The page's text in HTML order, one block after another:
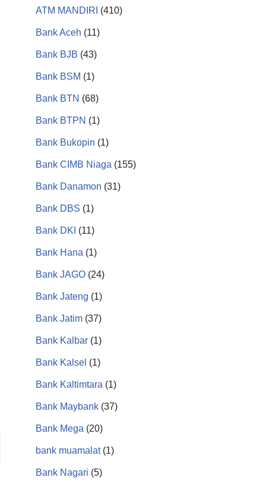
ATM MANDIRI (410)
Bank Aceh (11)
Bank BJB (43)
Bank BSM (1)
Bank BTN (68)
Bank BTPN (1)
Bank Bukopin (1)
Bank CIMB Niaga (155)
Bank Danamon (31)
Bank DBS (1)
Bank DKI (11)
Bank Hana (1)
Bank JAGO (24)
Bank Jateng (1)
Bank Jatim (37)
Bank Kalbar (1)
Bank Kalsel (1)
Bank Kaltimtara (1)
Bank Maybank (37)
Bank Mega (20)
bank muamalat(1)
Bank Nagari (5)